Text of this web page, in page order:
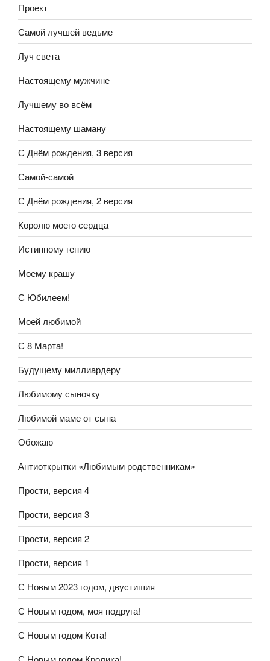
Проект
Самой лучшей ведьме
Луч света
Настоящему мужчине
Лучшему во всём
Настоящему шаману
С Днём рождения, 3 версия
Самой-самой
С Днём рождения, 2 версия
Королю моего сердца
Истинному гению
Моему крашу
С Юбилеем!
Моей любимой
С 8 Марта!
Будущему миллиардеру
Любимому сыночку
Любимой маме от сына
Обожаю
Антиоткрытки «Любимым родственникам»
Прости, версия 4
Прости, версия 3
Прости, версия 2
Прости, версия 1
С Новым 2023 годом, двустишия
С Новым годом, моя подруга!
С Новым годом Кота!